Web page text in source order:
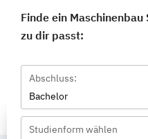
Finde ein
zu dir passt:
Abschluss:
Bachelor
Studienform wählen